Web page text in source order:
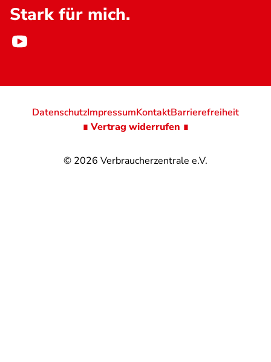
Stark für mich.
© 2026 Verbraucherzentrale e.V.
DatenschutzImpressumKontaktBarrierefreiheit
∎ Vertrag widerrufen ∎